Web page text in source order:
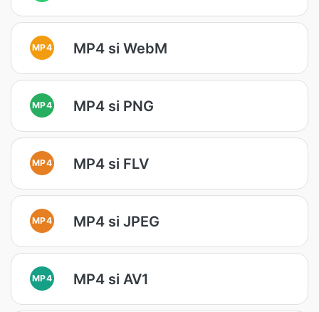
MP4 MP4 si WebM
MP4 MP4 si PNG
MP4 MP4 si FLV
MP4 MP4 si JPEG
MP4 MP4 si AV1